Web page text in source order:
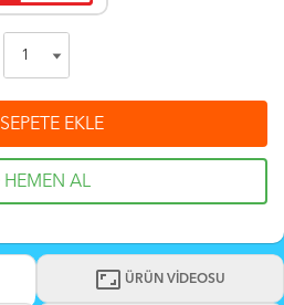
SEPETE EKLE
HEMEN AL
aspect_ratio ÜRÜN VİDEOSU